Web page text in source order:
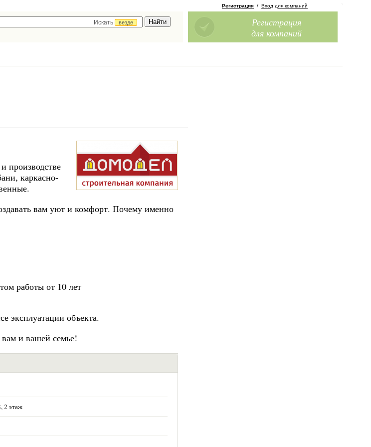
Искать
везде
Регистрация / Вход для компаний
Регистрация
для компаний
производстве
каркасно-
вам уют и комфорт. Почему именно
работы от 10 лет
эксплуатации объекта.
и вашей семье!
2 этаж